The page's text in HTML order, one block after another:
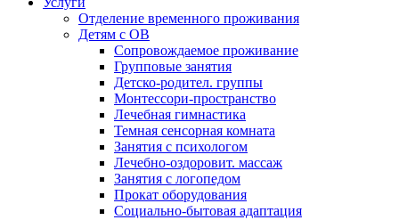
Отделение временного проживания
Детям с ОВ
Сопровождаемое проживание
Групповые занятия
Детско-родител. группы
Монтессори-пространство
Лечебная гимнастика
Темная сенсорная комната
Занятия с психологом
Лечебно-оздоровит. массаж
Занятия с логопедом
Прокат оборудования
Социально-бытовая адаптация